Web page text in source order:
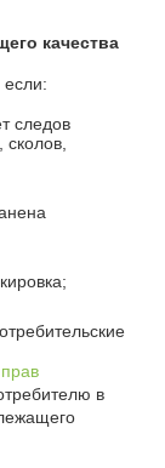
качества
если:
следов
в